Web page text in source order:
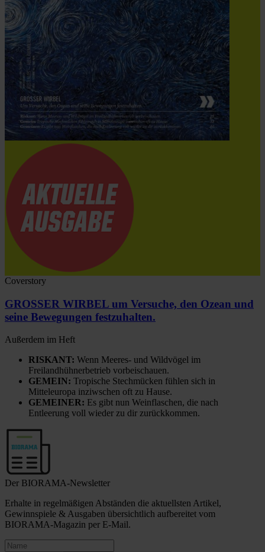
Coverstory
GROSSER WIRBEL um Versuche, den Ozean und
seine Bewegungen festzuhalten.
Außerdem im Heft
RISKANT: Wenn Meeres- und Wildvögel im
Freilandhühnerbetrieb vorbeischauen.
GEMEIN: Tropische Stechmücken fühlen sich in
Mitteleuropa inziwschen oft zu Hause.
GEMEINER: Es gibt nun Weinflaschen, die nach
Entleerung voll wieder zu dir zurückkommen.
Der BIORAMA-Newsletter
Erhalte in regelmäßigen Abständen die aktuellsten Artikel,
Gewinnspiele & Ausgaben übersichtlich aufbereitet vom
BIORAMA-Magazin per E-Mail.